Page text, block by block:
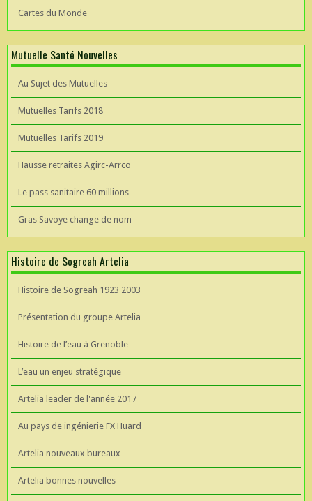
Cartes du Monde
Mutuelle Santé Nouvelles
Au Sujet des Mutuelles
Mutuelles Tarifs 2018
Mutuelles Tarifs 2019
Hausse retraites Agirc-Arrco
Le pass sanitaire 60 millions
Gras Savoye change de nom
Histoire de Sogreah Artelia
Histoire de Sogreah 1923 2003
Présentation du groupe Artelia
Histoire de l’eau à Grenoble
L’eau un enjeu stratégique
Artelia leader de l'année 2017
Au pays de ingénierie FX Huard
Artelia nouveaux bureaux
Artelia bonnes nouvelles